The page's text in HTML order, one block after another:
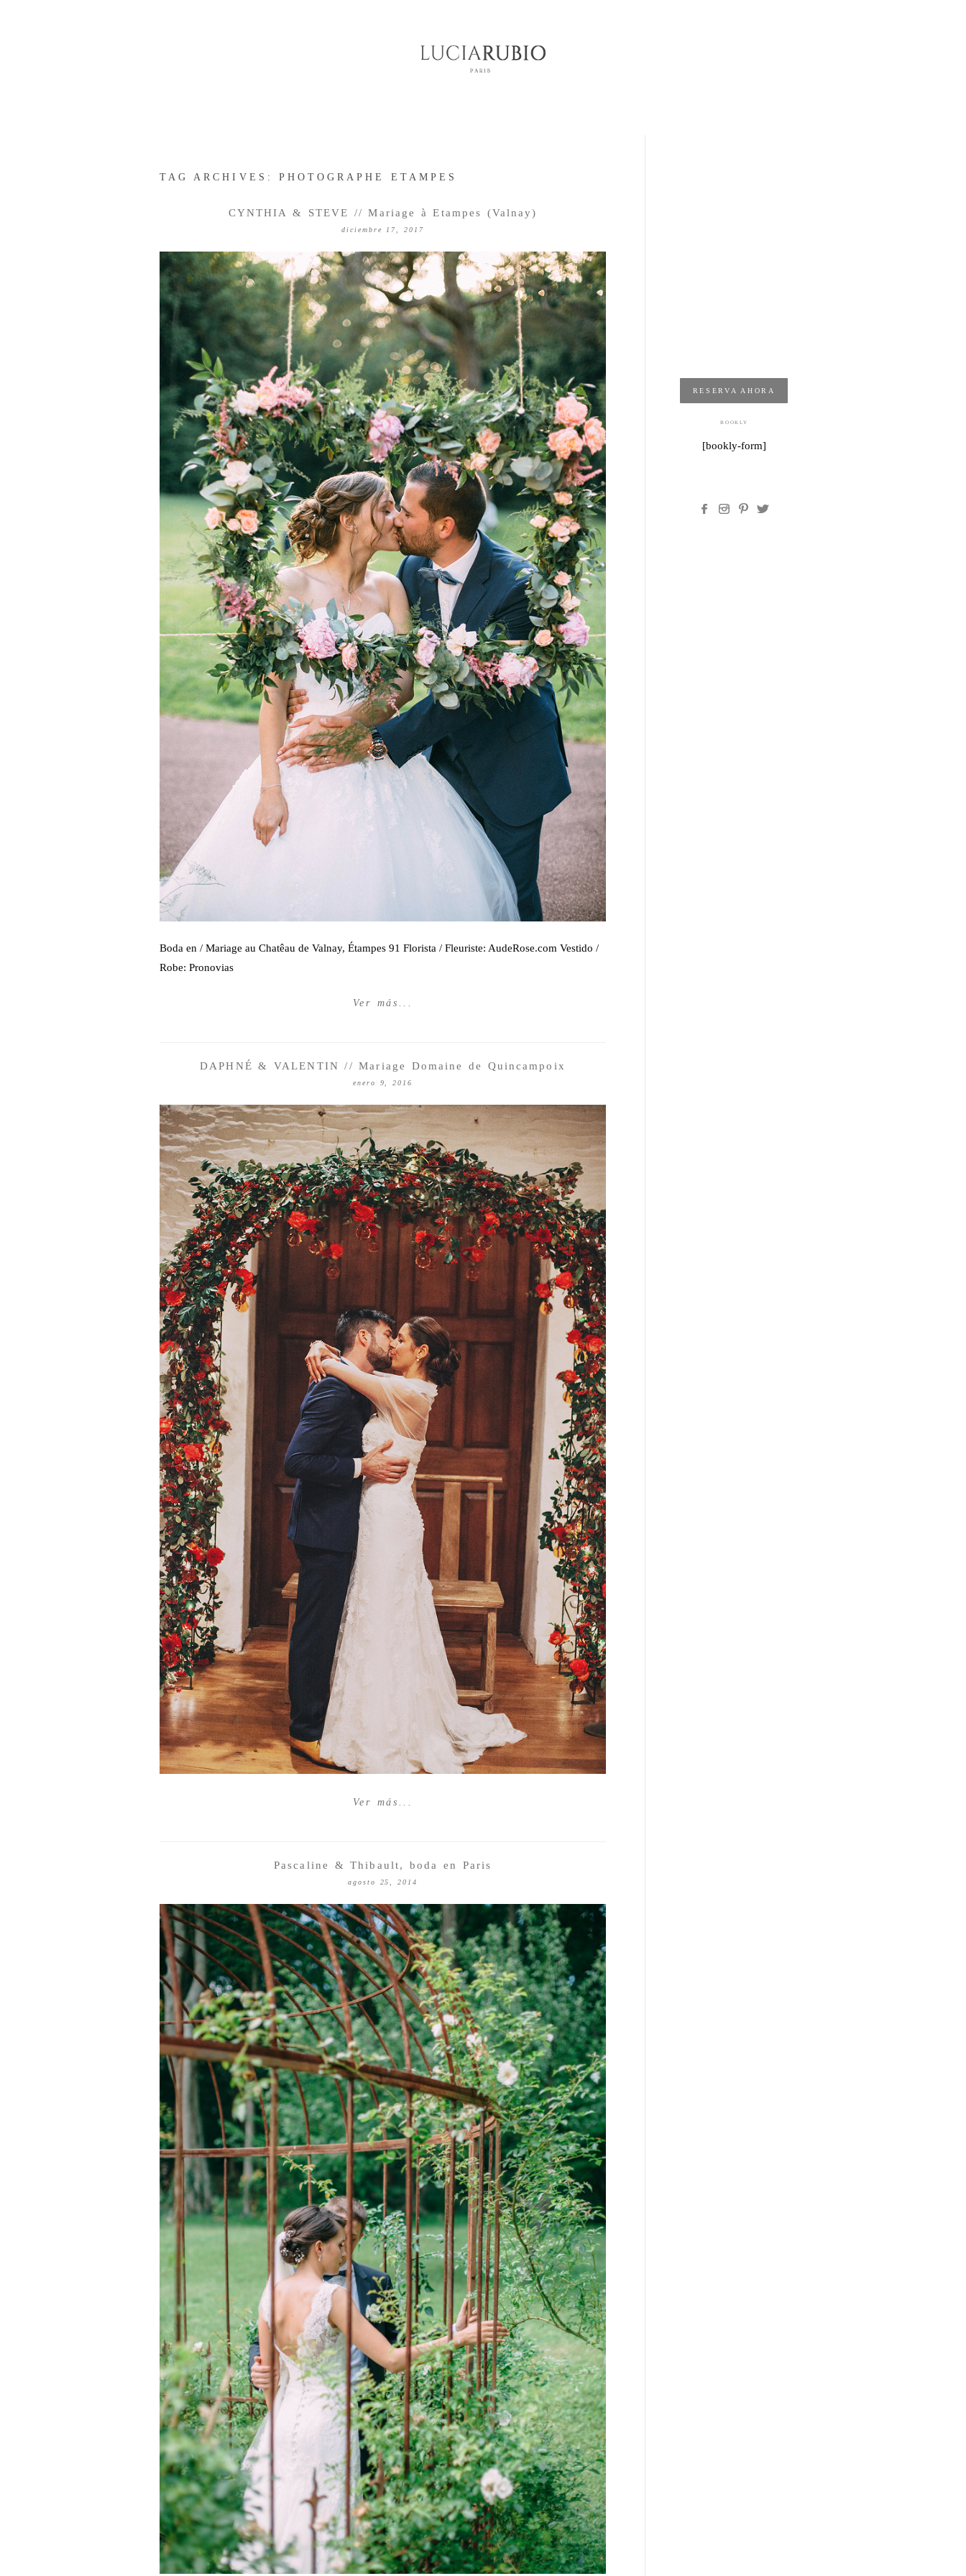
TAG ARCHIVES: PHOTOGRAPHE ETAMPES
CYNTHIA & STEVE // Mariage à Etampes (Valnay)
diciembre 17, 2017
Boda en / Mariage au Chatêau de Valnay, Étampes 91 Florista / Fleuriste: AudeRose.com Vestido /
Robe: Pronovias
Ver más...
DAPHNÉ & VALENTIN // Mariage Domaine de Quincampoix
enero 9, 2016
Ver más...
Pascaline & Thibault, boda en Paris
agosto 25, 2014
RESERVA AHORA
BOOKLY
[bookly-form]